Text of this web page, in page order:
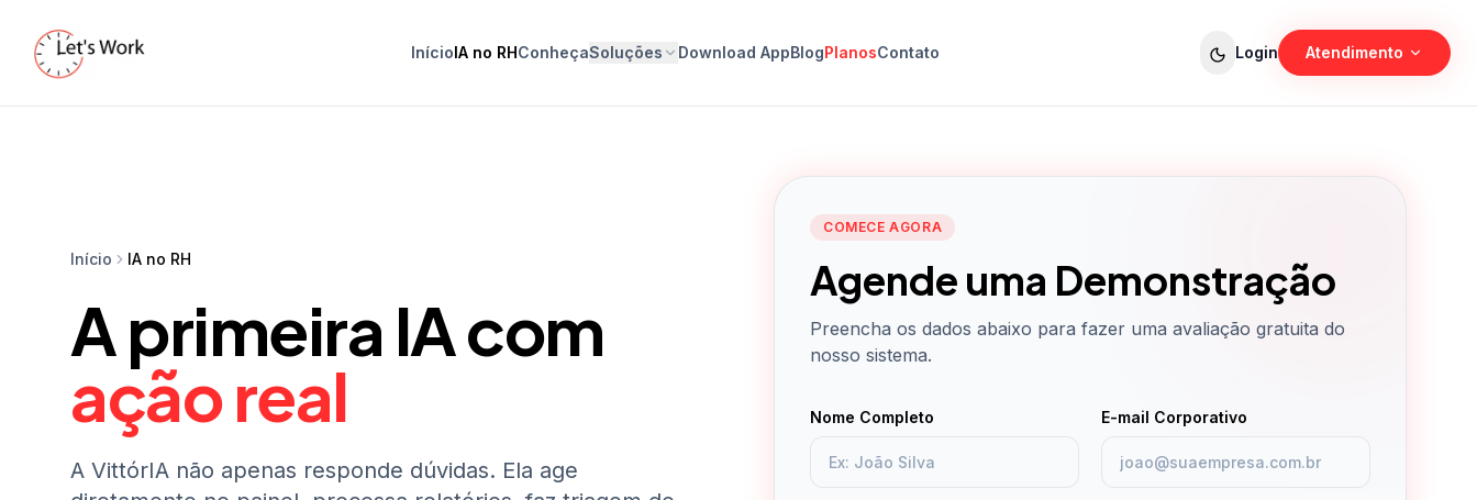
InícioIA no RHConheçaSoluções Download AppBlogPlanosContato Login Atendimento
Início IA no RH
A primeira IA com
ação real
A VittórIA não apenas responde dúvidas. Ela age
COMECE AGORA
Agende uma Demonstração
Preencha os dados abaixo para fazer uma avaliação gratuita do
nosso sistema.
Nome Completo E-mail Corporativo